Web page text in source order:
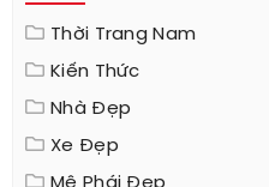
Thời Trang Nam
Kiến Thức
Nhà Đẹp
Xe Đẹp